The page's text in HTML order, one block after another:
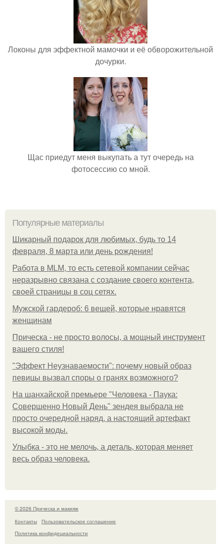
Локоны для эффектной мамочки и её обворожительной
дочурки.
Щас приедут меня выкупать а тут очередь на
фотосессию со мной.
Популярные материалы
Шикарный подарок для любимых, будь то 14
февраля, 8 марта или день рождения!
Работа в MLM, то есть сетевой компании сейчас
неразрывно связана с создание своего контента,
своей страницы в соц сетях.
Мужской гардероб: 6 вещей, которые нравятся
женщинам
Прическа - не просто волосы, а мощный инструмент
вашего стиля!
"Эффект Неузнаваемости": почему новый образ
певицы вызвал споры о гранях возможного?
На шанхайской премьере "Человека - Паука:
Совершенно Новый День" зендея выбрала не
просто очередной наряд, а настоящий артефакт
высокой моды.
Улыбка - это не мелочь, а деталь, которая меняет
весь образ человека.
© 2026 Прическа и макияж
Контакты
Пользовательское соглашение
Политика конфидециальности